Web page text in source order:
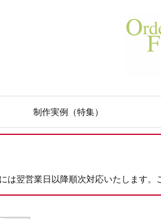
制作実例（特集）
翌営業日以降順次対応いたします。